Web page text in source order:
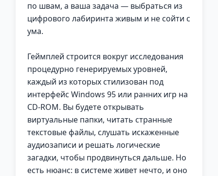
по швам, а ваша задача — выбраться из
цифрового лабиринта живым и не сойти с
ума.
Геймплей строится вокруг исследования
процедурно генерируемых уровней,
каждый из которых стилизован под
интерфейс Windows 95 или ранних игр на
CD-ROM. Вы будете открывать
виртуальные папки, читать странные
текстовые файлы, слушать искаженные
аудиозаписи и решать логические
загадки, чтобы продвинуться дальше. Но
есть нюанс: в системе живет нечто, и оно